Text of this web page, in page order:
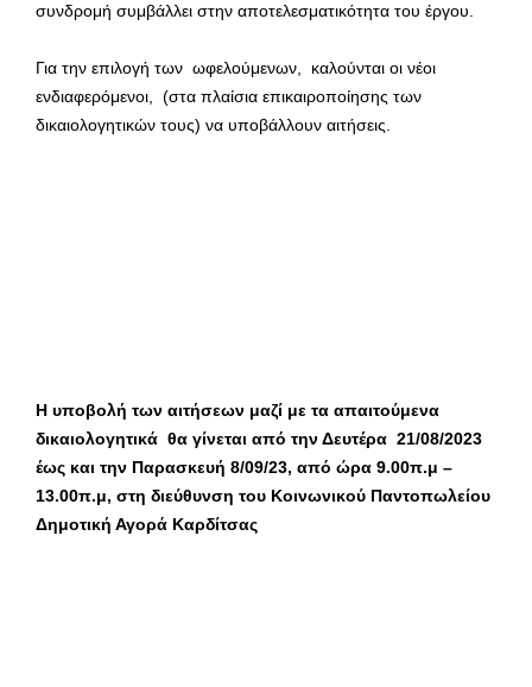
συνδρομή συμβάλλει στην αποτελεσματικότητα του έργου.
Για την επιλογή των ωφελούμενων, καλούνται οι νέοι
ενδιαφερόμενοι, (στα πλαίσια επικαιροποίησης των
δικαιολογητικών τους) να υποβάλλουν αιτήσεις.
Η υποβολή των αιτήσεων μαζί με τα απαιτούμενα
δικαιολογητικά θα γίνεται από την Δευτέρα 21/08/2023
έως και την Παρασκευή 8/09/23, από ώρα 9.00π.μ –
13.00π.μ, στη διεύθυνση του Κοινωνικού Παντοπωλείου
Δημοτική Αγορά Καρδίτσας